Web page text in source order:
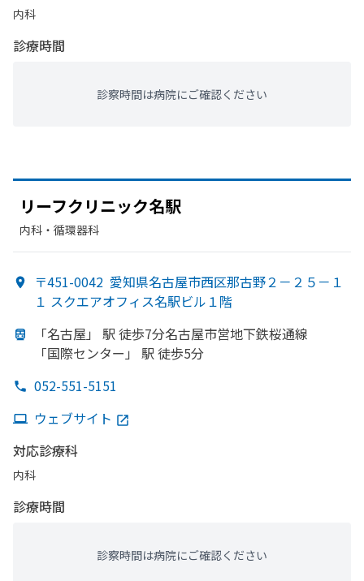
内科
診療時間
診察時間は病院にご確認ください
リーフクリニック名駅
内科・​循環器科
〒451-0042 愛知県名古屋市西区那古野２－２５－１
１ スクエアオフィス名駅ビル１階
「名古屋」 駅 徒歩7分名古屋市営地下鉄桜通線
「国際センター」 駅 徒歩5分
052-551-5151
ウェブサイト
対応診療科
内科
診療時間
診察時間は病院にご確認ください